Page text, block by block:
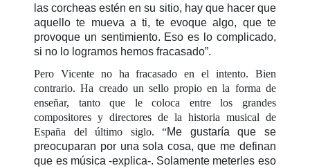
las corcheas estén en su sitio, hay que hacer que
aquello te mueva a ti, te evoque algo, que te
provoque un sentimiento. Eso es lo complicado,
si no lo logramos hemos fracasado”.
Pero Vicente no ha fracasado en el intento. Bien
contrario. Ha creado un sello propio en la forma de
enseñar, tanto que le coloca entre los grandes
compositores y directores de la historia musical de
España del último siglo. “Me gustaría que se
preocuparan por una sola cosa, que me definan
que es música -explica-. Solamente meterles eso